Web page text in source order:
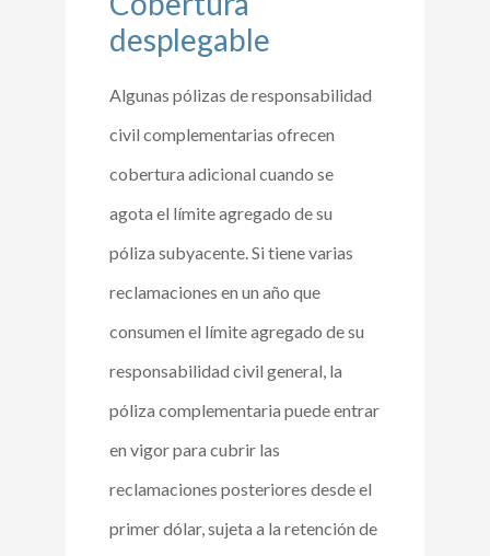
desplegable
Algunas pólizas de responsabilidad
civil complementarias ofrecen
cobertura adicional cuando se
agota el límite agregado de su
póliza subyacente. Si tiene varias
reclamaciones en un año que
consumen el límite agregado de su
responsabilidad civil general, la
póliza complementaria puede entrar
en vigor para cubrir las
reclamaciones posteriores desde el
primer dólar, sujeta a la retención de